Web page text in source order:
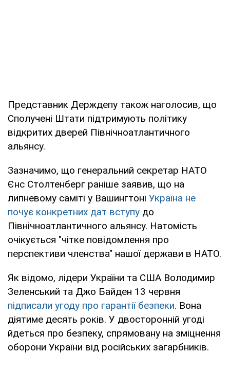
Представник Держдепу також наголосив, що
Сполучені Штати підтримують політику
відкритих дверей Північноатлантичного
альянсу.
Зазначимо, що генеральний секретар НАТО
Єнс Столтенберг раніше заявив, що на
липневому саміті у Вашингтоні Україна не
почує конкретних дат вступу до
Північноатлантичного альянсу. Натомість
очікується "чітке повідомлення про
перспективи членства" нашої держави в НАТО.
Як відомо, лідери України та США Володимир
Зеленський та Джо Байден 13 червня
підписали угоду про гарантії безпеки. Вона
діятиме десять років. У двосторонній угоді
йдеться про безпеку, спрямовану на зміцнення
оборони України від російських загарбників.